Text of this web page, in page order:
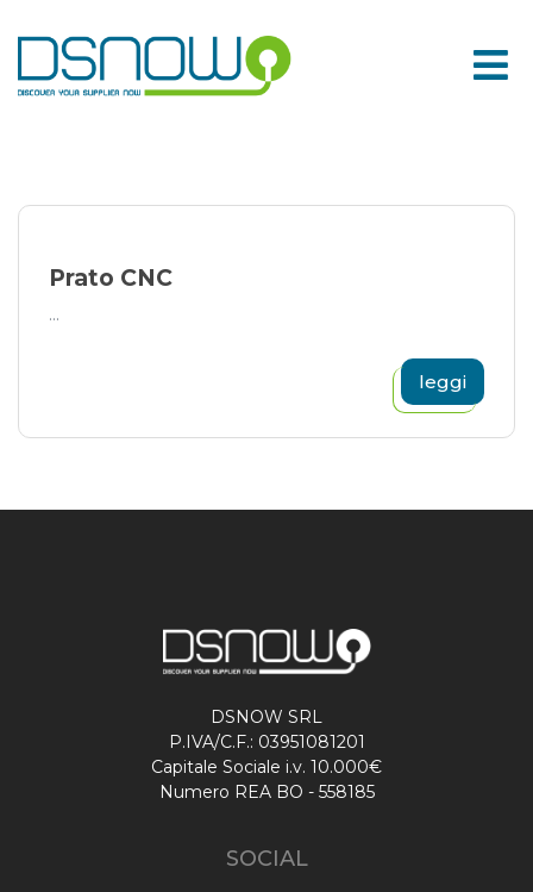
to
content
Prato CNC
...
leggi
DSNOW SRL
P.IVA/C.F.: 03951081201
Capitale Sociale i.v. 10.000€
Numero REA BO - 558185
SOCIAL